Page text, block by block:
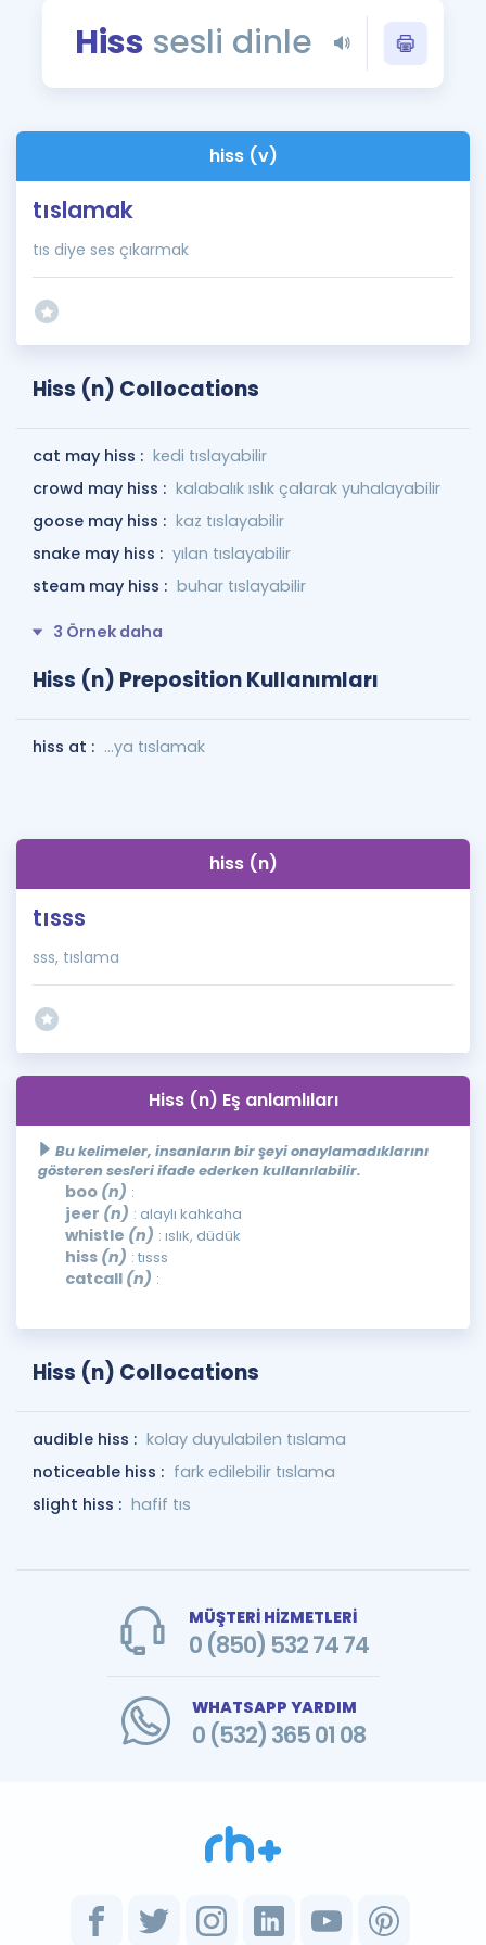
Blog
İngilizce Gramer
Hiss sesli dinle
hiss (v)
tıslamak
tıs diye ses çıkarmak
Hiss (n) Collocations
cat may hiss : kedi tıslayabilir
crowd may hiss : kalabalık ıslık çalarak yuhalayabilir
goose may hiss : kaz tıslayabilir
snake may hiss : yılan tıslayabilir
steam may hiss : buhar tıslayabilir
3 Örnek daha
Hiss (n) Preposition Kullanımları
hiss at : ...ya tıslamak
hiss (n)
tısss
sss, tıslama
Hiss (n) Eş anlamlıları
Bu kelimeler, insanların bir şeyi onaylamadıklarını
gösteren sesleri ifade ederken kullanılabilir.
boo (n) :
jeer (n) : alaylı kahkaha
whistle (n) : ıslık, düdük
hiss (n) : tısss
catcall (n) :
Hiss (n) Collocations
audible hiss : kolay duyulabilen tıslama
noticeable hiss : fark edilebilir tıslama
slight hiss : hafif tıs
MÜŞTERİ HİZMETLERİ
0 (850) 532 74 74
WHATSAPP YARDIM
0 (532) 365 01 08